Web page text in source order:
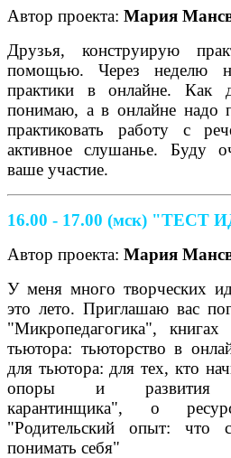
Автор проекта: Мария
Друзья, конструирую
помощью. Через неделю
практики в онлайне. Как
понимаю, а в онлайне надо
практиковать работу с
активное слушанье. Буду
ваше участие.
16.00 - 17.00 (мск) "ТЕСТ
Автор проекта: Мария
У меня много творческих
это лето. Приглашаю вас
"Микропедагогика",
тьютора: тьюторство в
для тьютора: для тех, кто
опоры и развития
карантинщика", о
"Родительский опыт:
понимать себя"